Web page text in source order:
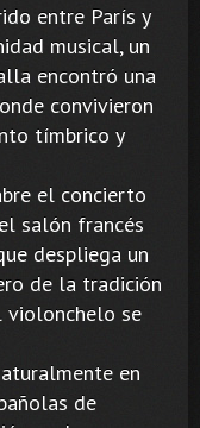
entre París y
musical, un
encontró una
convivieron
tímbrico y
el concierto
salón francés
despliega un
de la tradición
violonchelo se
en
de